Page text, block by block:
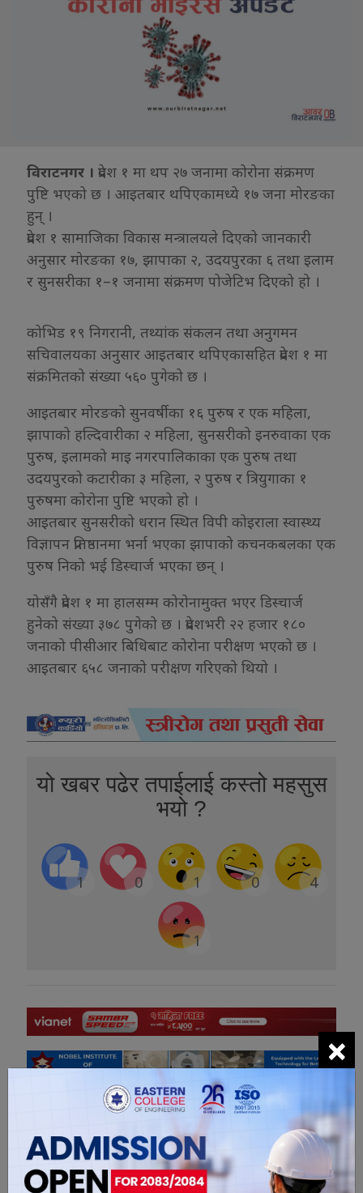
विराटनगर । प्रदेश १ मा थप २७ जनामा कोरोना संक्रमण
पुष्टि भएको छ । आइतबार थपिएकामध्ये १७ जना मोरङका
हुन् ।
प्रदेश १ सामाजिका विकास मन्त्रालयले दिएको जानकारी
अनुसार मोरङका १७, झापाका २, उदयपुरका ६ तथा इलाम
र सुनसरीका १–१ जनामा संक्रमण पोजेटिभ दिएको हो ।
कोभिड १९ निगरानी, तथ्यांक संकलन तथा अनुगमन
सचिवालयका अनुसार आइतबार थपिएकासहित प्रदेश १ मा
संक्रमितको संख्या ५६० पुगेको छ ।
आइतबार मोरङको सुनवर्षीका १६ पुरुष र एक महिला,
झापाको हल्दिवारीका २ महिला, सुनसरीको इनरुवाका एक
पुरुष, इलामको माइ नगरपालिकाका एक पुरुष तथा
उदयपुरको कटारीका ३ महिला, २ पुरुष र त्रियुगाका १
पुरुषमा कोरोना पुष्टि भएको हो ।
आइतबार सुनसरीको धरान स्थित विपी कोइराला स्वास्थ्य
विज्ञापन प्रतिष्ठानमा भर्ना भएका झापाको कचनकबलका एक
पुरुष निको भई डिस्चार्ज भएका छन् ।
योसँगै प्रदेश १ मा हालसम्म कोरोनामुक्त भएर डिस्चार्ज
हुनेको संख्या ३७८ पुगेको छ । प्रदेशभरी २२ हजार १८०
जनाको पीसीआर बिधिबाट कोरोना परीक्षण भएको छ ।
आइतबार ६५८ जनाको परीक्षण गरिएको थियो ।
यो खबर पढेर तपाईलाई कस्तो महसुस
भयो ?
1 0 1 0 4
1
सम्बंधित खबरहरु
×